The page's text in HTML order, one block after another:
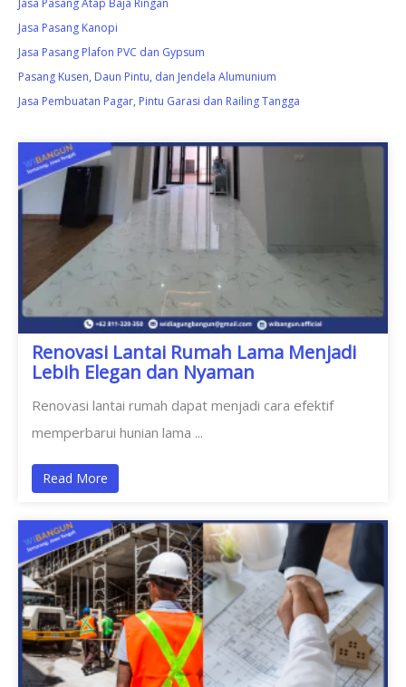
Jasa Pasang Kanopi
Jasa Pasang Plafon PVC dan Gypsum
Pasang Kusen, Daun Pintu, dan Jendela Alumunium
Jasa Pembuatan Pagar, Pintu Garasi dan Railing Tangga
Renovasi Lantai Rumah Lama Menjadi
Lebih Elegan dan Nyaman
Renovasi lantai rumah dapat menjadi cara efektif
memperbarui hunian lama ...
Read More